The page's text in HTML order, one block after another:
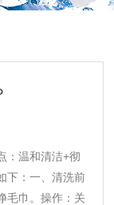
：‌温和清洁+彻
下：一、清洗前
毛巾。‌操作‌：关